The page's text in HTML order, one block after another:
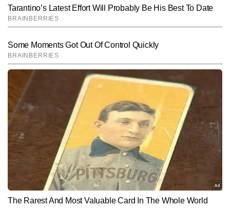
Hindi NewsTech-Gadgets
प्रदीप पाण्डेय
प्रदीप पाण्डेय टाइम्स नाउ नवभारत डिजिटल में टेक और ऑटो बीट पर कंटेंट तैयार
करते हैं। डिजिटल मीडिया में 10 वर्षों के अनुभव के साथ प्रदीप तकनीक की
दुनिया को समझने और उसे आम पाठकों तक सरल व उपयोगी रूप में पहुंचाने के लिए
जाने जाते हैं। प्रदीप अब तक 11,000 से अधिक आर्टिकल्स लिख चुके हैं। वह
गैजेट रिव्यू, आर्टिफिशियल इंटेलिजेंस, टेक टिप्स और नवीनतम टेक इनोवेशन पर
लगातार काम करते हैं। एआई टूल्स पर एक्सपेरिमेंट करना, नए ऐप्स टेस्ट करना और
टेक से जुड़े प्रैक्टिकल सॉल्यूशंस खोजने में उनकी खास रुचि है।
Follow Us:
Subscribe to our daily Newsletter!